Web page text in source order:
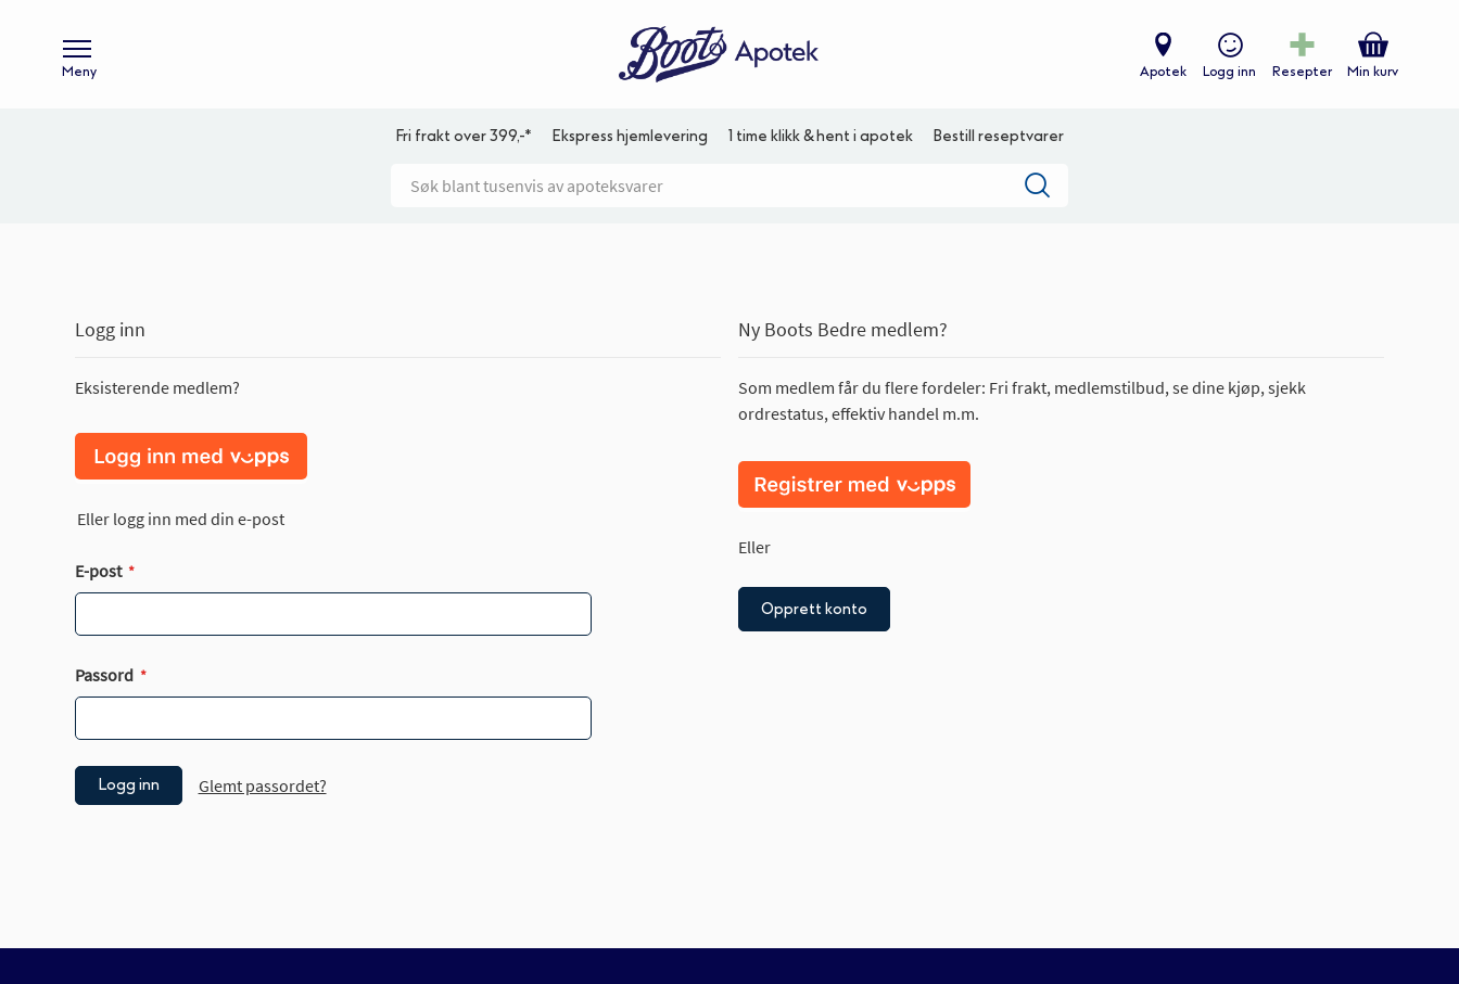
Meny Apotek Logg inn Resepter Min kurv
Fri frakt over 399,-* Ekspress hjemlevering 1 time klikk & hent i apotek Bestill reseptvarer
Logg inn
Eksisterende medlem?
Eller logg inn med din e-post
E-post
Passord
Logg inn Glemt passordet?
Ny Boots Bedre medlem?
Som medlem får du flere fordeler: Fri frakt, medlemstilbud, se dine kjøp, sjekk
ordrestatus, effektiv handel m.m.
Eller
Opprett konto